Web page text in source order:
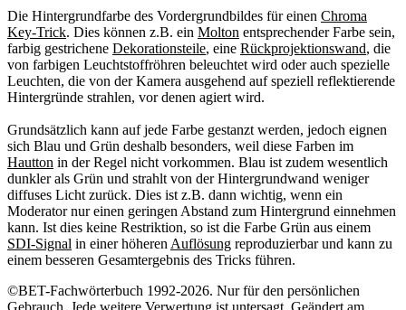
Die Hintergrundfarbe des Vordergrundbildes für einen Chroma
Key-Trick. Dies können z.B. ein Molton entsprechender Farbe sein,
farbig gestrichene Dekorationsteile, eine Rückprojektionswand, die
von farbigen Leuchtstoffröhren beleuchtet wird oder auch spezielle
Leuchten, die von der Kamera ausgehend auf speziell reflektierende
Hintergründe strahlen, vor denen agiert wird.
Grundsätzlich kann auf jede Farbe gestanzt werden, jedoch eignen
sich Blau und Grün deshalb besonders, weil diese Farben im
Hautton in der Regel nicht vorkommen. Blau ist zudem wesentlich
dunkler als Grün und strahlt von der Hintergrundwand weniger
diffuses Licht zurück. Dies ist z.B. dann wichtig, wenn ein
Moderator nur einen geringen Abstand zum Hintergrund einnehmen
kann. Ist dies keine Restriktion, so ist die Farbe Grün aus einem
SDI-Signal in einer höheren Auflösung reproduzierbar und kann zu
einem besseren Gesamtergebnis des Tricks führen.
©BET-Fachwörterbuch 1992-2026. Nur für den persönlichen
Gebrauch. Jede weitere Verwertung ist untersagt. Geändert am